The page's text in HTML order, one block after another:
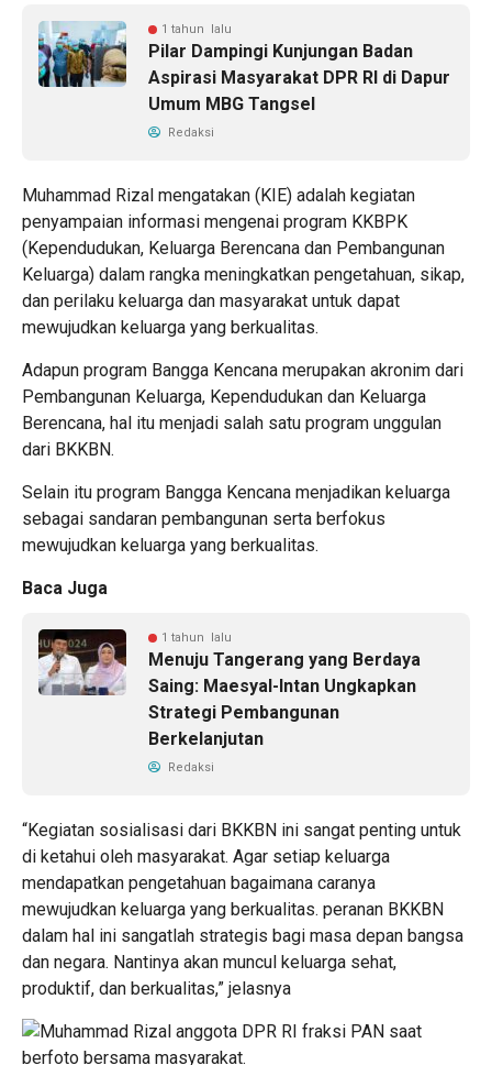
1 tahun lalu
Pilar Dampingi Kunjungan Badan
Aspirasi Masyarakat DPR RI di Dapur
Umum MBG Tangsel
Redaksi
Muhammad Rizal mengatakan (KIE) adalah kegiatan
penyampaian informasi mengenai program KKBPK
(Kependudukan, Keluarga Berencana dan Pembangunan
Keluarga) dalam rangka meningkatkan pengetahuan, sikap,
dan perilaku keluarga dan masyarakat untuk dapat
mewujudkan keluarga yang berkualitas.
Adapun program Bangga Kencana merupakan akronim dari
Pembangunan Keluarga, Kependudukan dan Keluarga
Berencana, hal itu menjadi salah satu program unggulan
dari BKKBN.
Selain itu program Bangga Kencana menjadikan keluarga
sebagai sandaran pembangunan serta berfokus
mewujudkan keluarga yang berkualitas.
Baca Juga
1 tahun lalu
Menuju Tangerang yang Berdaya
Saing: Maesyal-Intan Ungkapkan
Strategi Pembangunan
Berkelanjutan
Redaksi
“Kegiatan sosialisasi dari BKKBN ini sangat penting untuk
di ketahui oleh masyarakat. Agar setiap keluarga
mendapatkan pengetahuan bagaimana caranya
mewujudkan keluarga yang berkualitas. peranan BKKBN
dalam hal ini sangatlah strategis bagi masa depan bangsa
dan negara. Nantinya akan muncul keluarga sehat,
produktif, dan berkualitas,” jelasnya